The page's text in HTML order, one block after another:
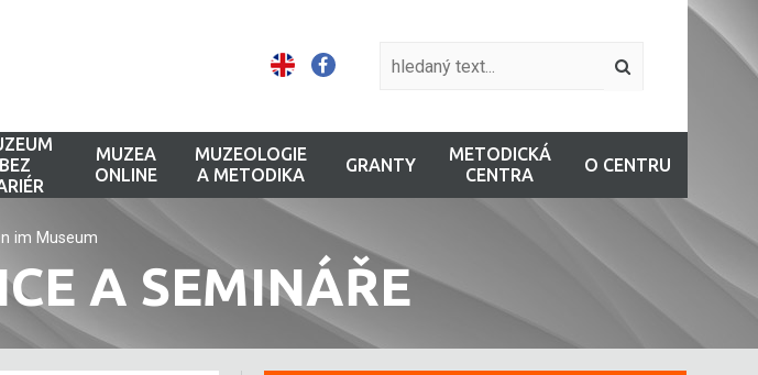
BEZ
MUZEA
ONLINE
MUZEOLOGIE
A METODIKA
GRANTY
METODICKÁ
CENTRA
O CENTRU
im Museum
A SEMINÁŘE